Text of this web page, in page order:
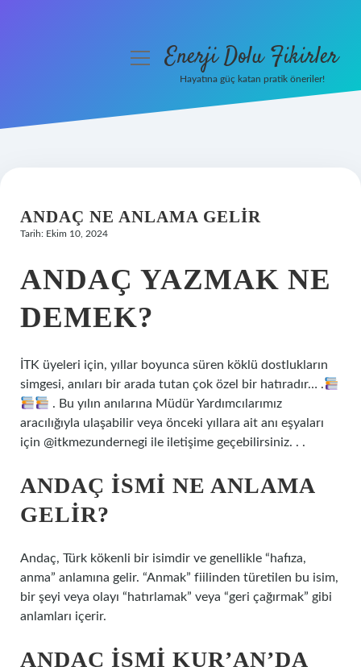
Hakkımızda
menüyüEnerji Dolu Fikirler
Hayatına güç katan pratik öneriler!
ANDAÇ NE ANLAMA GELIR
Tarih: Ekim 10, 2024
ANDAÇ YAZMAK NE
DEMEK?
İTK üyeleri için, yıllar boyunca süren köklü dostlukların
simgesi, anıları bir arada tutan çok özel bir hatıradır… .
. Bu yılın anılarına Müdür Yardımcılarımız
aracılığıyla ulaşabilir veya önceki yıllara ait anı eşyaları
için @itkmezundernegi ile iletişime geçebilirsiniz. . .
ANDAÇ ISMI NE ANLAMA
GELIR?
Andaç, Türk kökenli bir isimdir ve genellikle “hafıza,
anma” anlamına gelir. “Anmak” fiilinden türetilen bu isim,
bir şeyi veya olayı “hatırlamak” veya “geri çağırmak” gibi
anlamları içerir.
ANDAÇ ISMI KUR’AN’DA